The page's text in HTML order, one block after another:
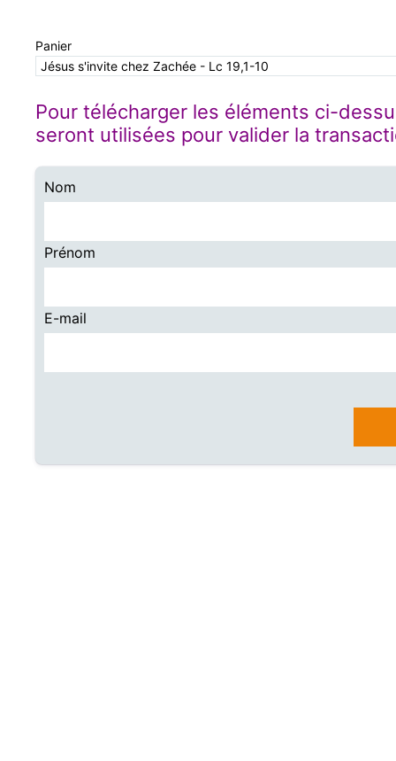
Panier
Jésus s'invite chez Zachée - Lc 19,1-10
Pour télécharger les éléments ci-
seront utilisées pour valider la
Nom
Prénom
E-mail